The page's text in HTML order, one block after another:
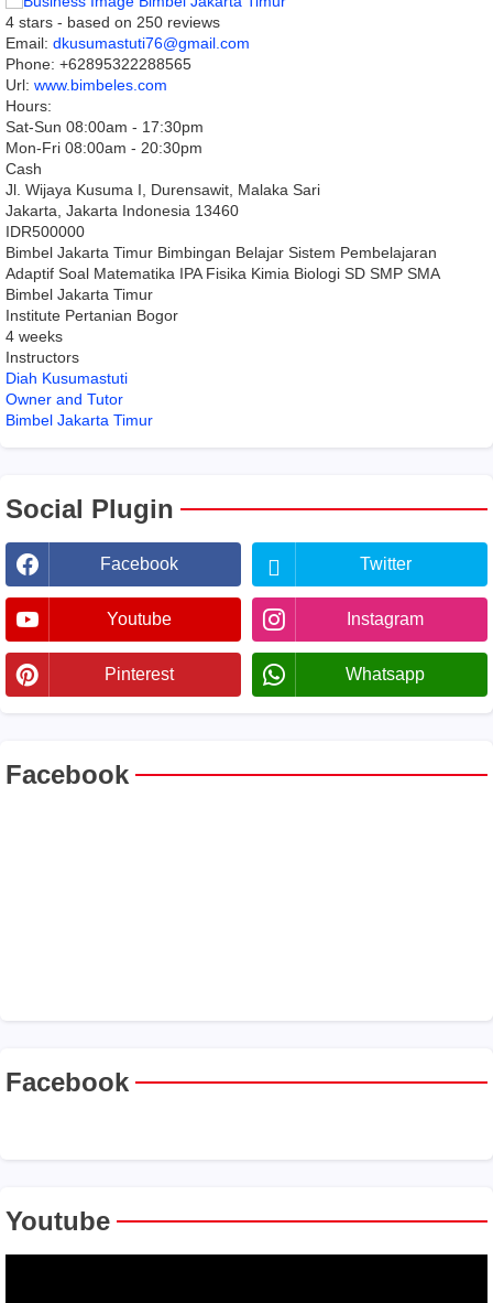
4 stars - based on 250 reviews
Email: dkusumastuti76@gmail.com
Phone: +62895322288565
Url: www.bimbeles.com
Hours:
Sat-Sun 08:00am - 17:30pm
Mon-Fri 08:00am - 20:30pm
Cash
Jl. Wijaya Kusuma I, Durensawit, Malaka Sari
Jakarta Jakarta Indonesia 13460
IDR500000
Bimbel Jakarta Timur Bimbingan Belajar Sistem Pembelajaran
Adaptif Soal Matematika IPA Fisika Kimia Biologi SD SMP SMA
Bimbel Jakarta Timur
Institute Pertanian Bogor
4 weeks
Instructors
Diah Kusumastuti
Owner and Tutor
Bimbel Jakarta Timur
Social Plugin
Facebook Twitter
Youtube Instagram
Pinterest Whatsapp
Facebook
Facebook
Youtube